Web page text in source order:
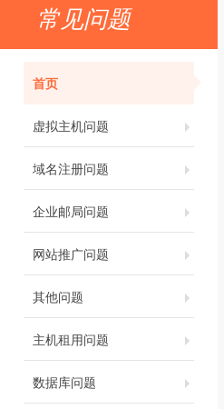
常见问题
首页
虚拟主机问题
域名注册问题
企业邮局问题
网站推广问题
其他问题
主机租用问题
数据库问题